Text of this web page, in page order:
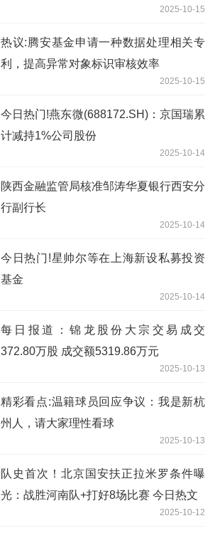
2025-10-15
热议:腾安基金申请一种数据处理相关专
利，提高异常对象标识审核效率
2025-10-15
今日热门!燕东微(688172.SH)：京国瑞累
计减持1%公司股份
2025-10-14
陕西金融监管局核准邹涛华夏银行西安分
行副行长
2025-10-14
今日热门!星帅尔等在上海新设私募投资
基金
2025-10-14
每日报道：锦龙股份大宗交易成交
372.80万股 成交额5319.86万元
2025-10-13
精彩看点:温籍球员回应争议：我是新杭
州人，请大家理性看球
2025-10-13
队史首次！北京国安扶正拉米罗条件曝
光：战胜河南队+打好8场比赛 今日热文
2025-10-12